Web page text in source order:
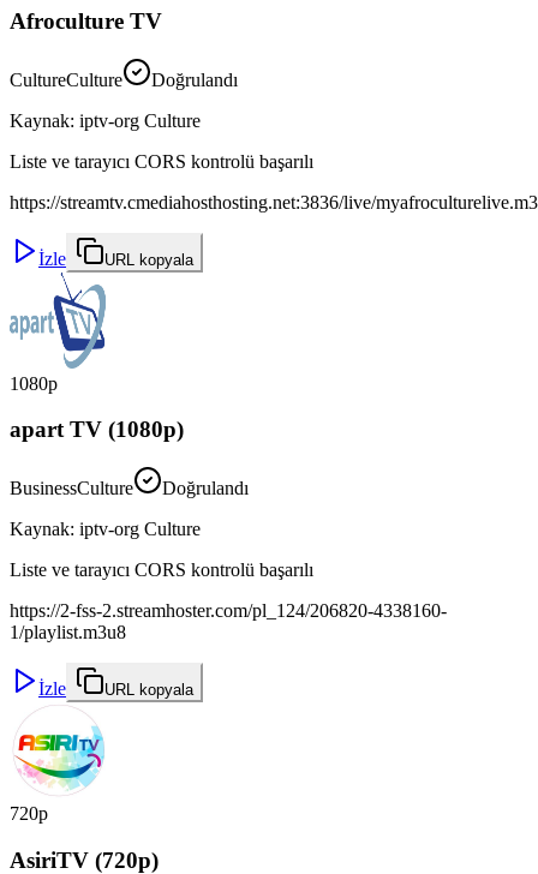
Afroculture TV
CultureCulture
Doğrulandı
Kaynak: iptv-org Culture
Liste ve tarayıcı CORS kontrolü başarılı
https://streamtv.cmediahosthosting.net:3836/live/
İzle URL kopyala
1080p
apart TV (1080p)
BusinessCulture
Doğrulandı
Kaynak: iptv-org Culture
Liste ve tarayıcı CORS kontrolü başarılı
https://2-fss-2.streamhoster.com/pl_124/206820-4338160-
1/playlist.m3u8
İzle URL kopyala
720p
AsiriTV (720p)